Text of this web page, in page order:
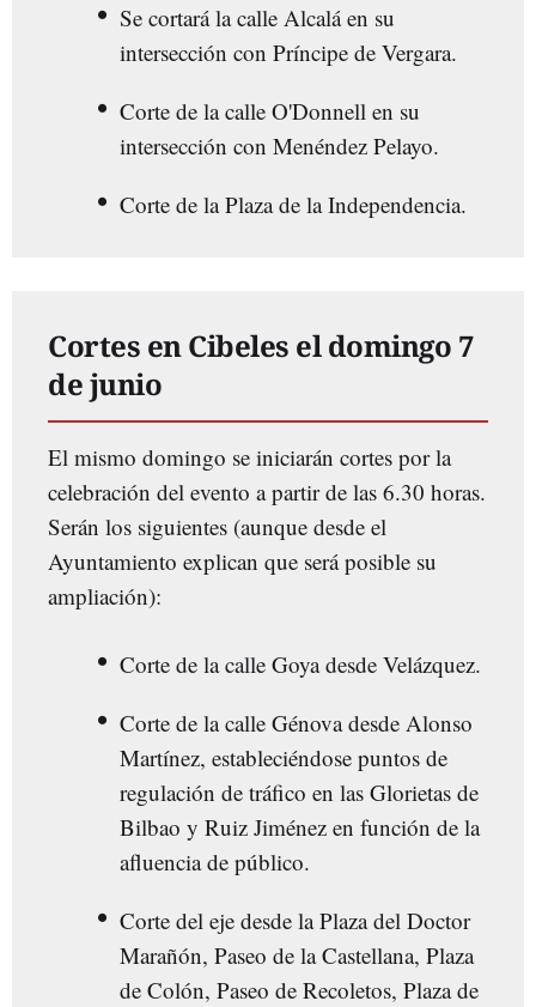
Se cortará la calle Alcalá en su
intersección con Príncipe de Vergara.
Corte de la calle O'Donnell en su
intersección con Menéndez Pelayo.
Corte de la Plaza de la Independencia.
Cortes en Cibeles el domingo 7
de junio
El mismo domingo se iniciarán cortes por la
celebración del evento a partir de las 6.30 horas.
Serán los siguientes (aunque desde el
Ayuntamiento explican que será posible su
ampliación):
Corte de la calle Goya desde Velázquez.
Corte de la calle Génova desde Alonso
Martínez, estableciéndose puntos de
regulación de tráfico en las Glorietas de
Bilbao y Ruiz Jiménez en función de la
afluencia de público.
Corte del eje desde la Plaza del Doctor
Marañón, Paseo de la Castellana, Plaza
de Colón, Paseo de Recoletos, Plaza de